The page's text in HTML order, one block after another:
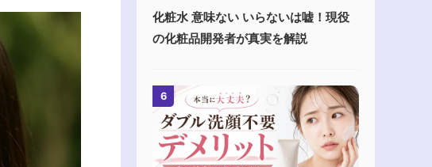
化粧水 意味ない いらないは嘘！現役
の化粧品開発者が真実を解説
6